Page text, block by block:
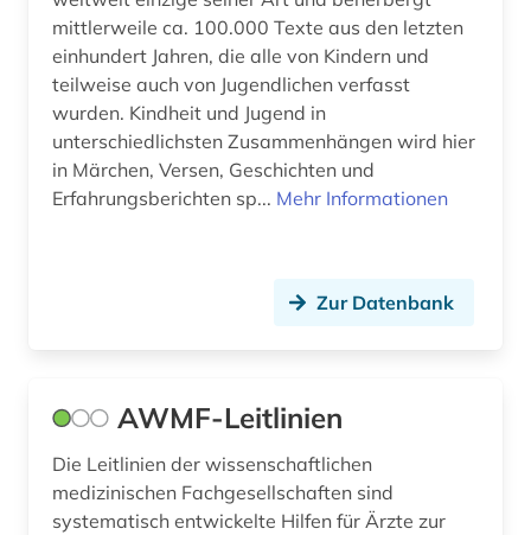
krankenhausfinanzierung (1)
krankenhaushygiene (1)
krankenhausverwaltung (1)
krankenhauswesen (1)
krankenpflege (5)
kunst (1)
landwirtschaft (1)
lateinamerika (1)
lebensmittel (1)
mittlerweile ca. 100.000 Texte aus den letzten
einhundert Jahren, die alle von Kindern und
teilweise auch von Jugendlichen verfasst
wurden. Kindheit und Jugend in
unterschiedlichsten Zusammenhängen wird hier
in Märchen, Versen, Geschichten und
Erfahrungsberichten sp... Mehr Informationen
Zur Datenbank
AWMF-Leitlinien
Die Leitlinien der wissenschaftlichen
medizinischen Fachgesellschaften sind
systematisch entwickelte Hilfen für Ärzte zur